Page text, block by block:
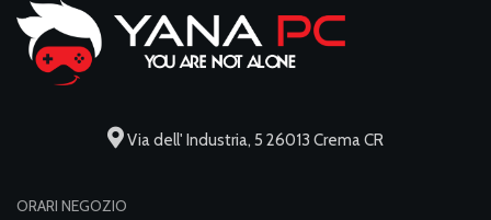
Via dell' Industria, 5 26013 Crema CR
ORARI NEGOZIO